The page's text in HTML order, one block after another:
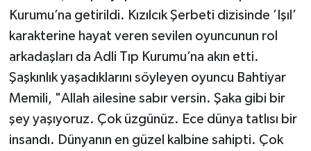
Kurumu’na getirildi. Kızılcık Şerbeti dizisinde ’Işıl’
karakterine hayat veren sevilen oyuncunun rol
arkadaşları da Adli Tıp Kurumu’na akın etti.
Şaşkınlık yaşadıklarını söyleyen oyuncu Bahtiyar
Memili, "Allah ailesine sabır versin. Şaka gibi bir
şey yaşıyoruz. Çok üzgünüz. Ece dünya tatlısı bir
insandı. Dünyanın en güzel kalbine sahipti. Çok